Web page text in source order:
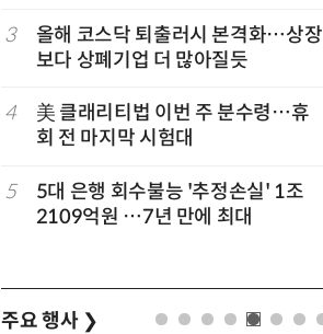
3
올해 코스닥 퇴출러시 본격화…상장
보다 상폐기업 더 많아질듯
4
美 클래리티법 이번 주 분수령…휴
회 전 마지막 시험대
5
5대 은행 회수불능 '추정손실' 1조
2109억원 …7년 만에 최대
주요 행사 ❯